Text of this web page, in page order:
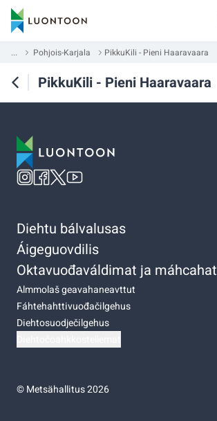
... Pohjois-Karjala PikkuKili - Pieni Haaravaara
PikkuKili - Pieni Haaravaara
Diehtu bálvalusas
Áigeguovdilis
Oktavuođaváldimat ja máhcahat
Almmolaš geavahaneavttut
Fáhtehahttivuođačilgehus
Diehtosuodječilgehus
©Metsähallitus 2026